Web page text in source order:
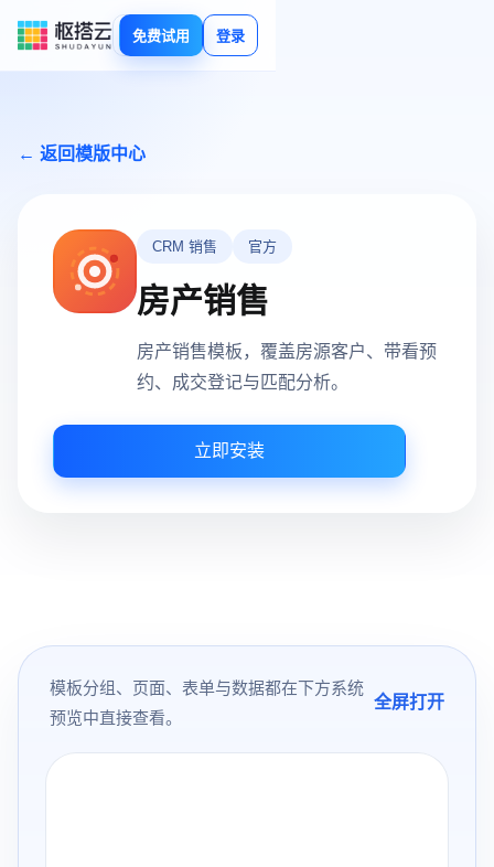
免费试用 登录
← 返回模版中心
CRM 销售 官方
房产销售
房产销售模板，覆盖房源客户、带看预
约、成交登记与匹配分析。
立即安装
模板分组、页面、表单与数据都在下方系统
预览中直接查看。
全屏打开